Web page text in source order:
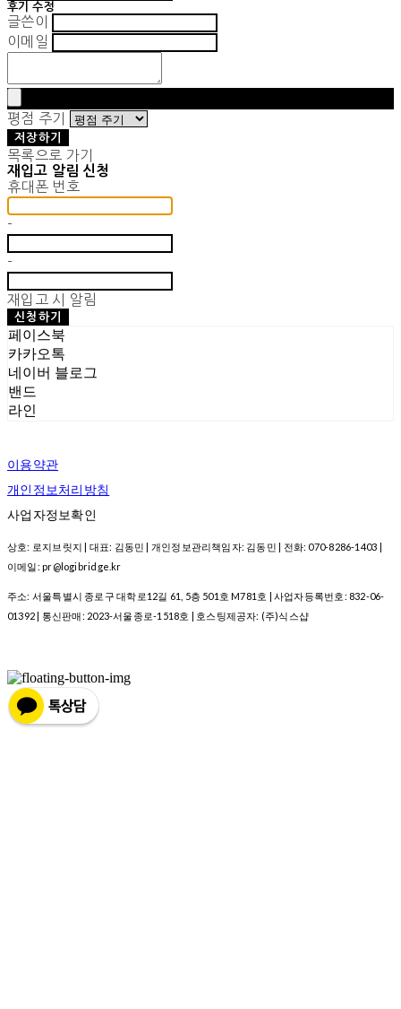
후기 수정
글쓴이
이메일
평점 주기
저장하기
목록으로 가기
재입고 알림 신청
휴대폰 번호
-
-
재입고 시 알림
신청하기
페이스북
카카오톡
네이버 블로그
밴드
라인
이용약관
개인정보처리방침
사업자정보확인
상호: 로지브릿지 | 대표: 김동민 | 개인정보관리책임자: 김동민 | 전화: 070-8286-1403 |
이메일: pr@logibridge.kr
주소: 서울특별시 종로구 대학로12길 61, 5층 501호 M781호 | 사업자등록번호: 832-06-
01392 | 통신판매: 2023-서울종로-1518호 | 호스팅제공자: (주)식스샵